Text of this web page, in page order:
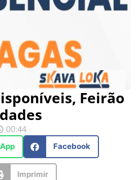
Feirão
00:44
Facebook
Imprimir